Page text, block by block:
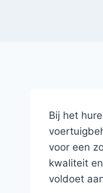
Bij het
voor een
kwaliteit
voldoet